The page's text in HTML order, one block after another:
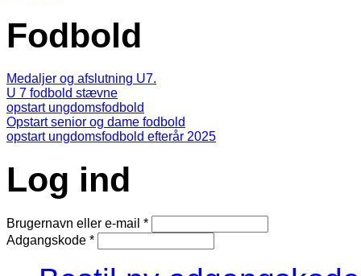
Fodbold
Medaljer og afslutning U7.
U 7 fodbold stævne
opstart ungdomsfodbold
Opstart senior og dame fodbold
opstart ungdomsfodbold efterår 2025
Log ind
Brugernavn eller e-mail *
Adgangskode *